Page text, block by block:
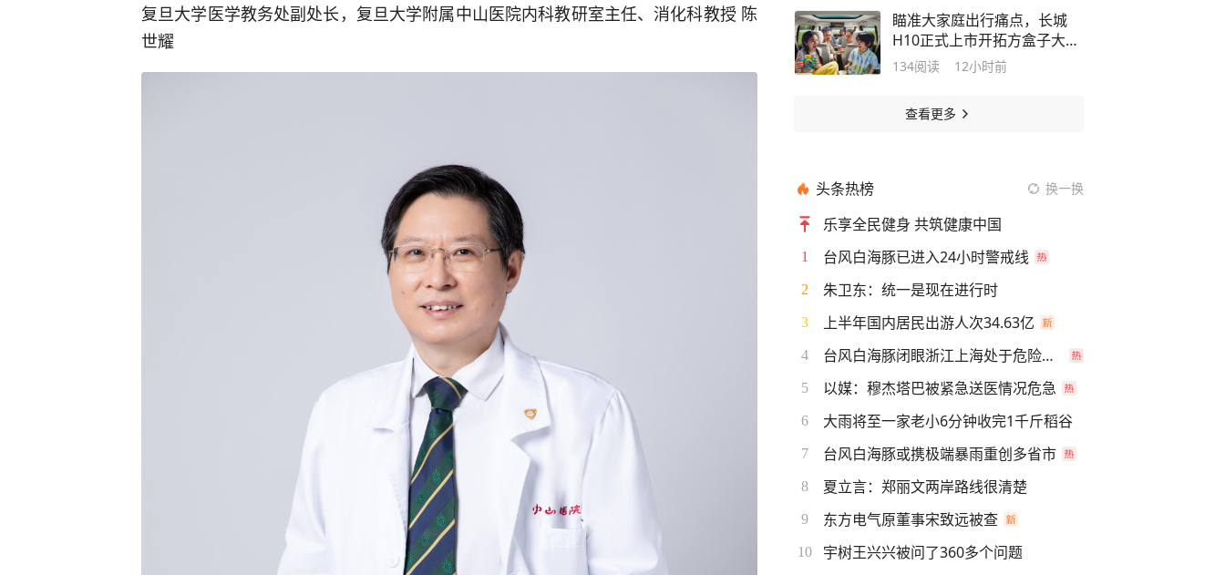
复旦大学医学教务处副处长，复旦大学附属中山医院内科教研室主任、消化科教授 陈
世耀
瞄准大家庭出行痛点，长城
H10正式上市开拓方盒子大六
座新赛道
134阅读 12小时前
查看更多
头条热榜 换一换
乐享全民健身 共筑健康中国
1 台风白海豚已进入24小时警戒线
2 朱卫东：统一是现在进行时
3 上半年国内居民出游人次34.63亿
4 台风白海豚闭眼浙江上海处于危险半圆
5 以媒：穆杰塔巴被紧急送医情况危急
6 大雨将至一家老小6分钟收完1千斤稻谷
7 台风白海豚或携极端暴雨重创多省市
8 夏立言：郑丽文两岸路线很清楚
9 东方电气原董事宋致远被查
10 宇树王兴兴被问了360多个问题